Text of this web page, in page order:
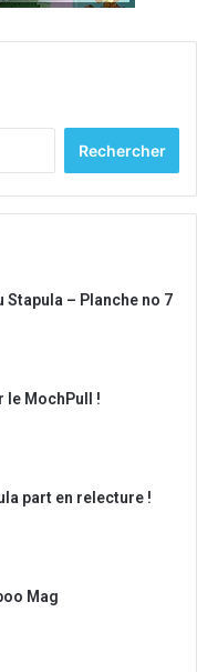
Stapula – Planche no 7
le MochPull !
part en relecture !
Mag